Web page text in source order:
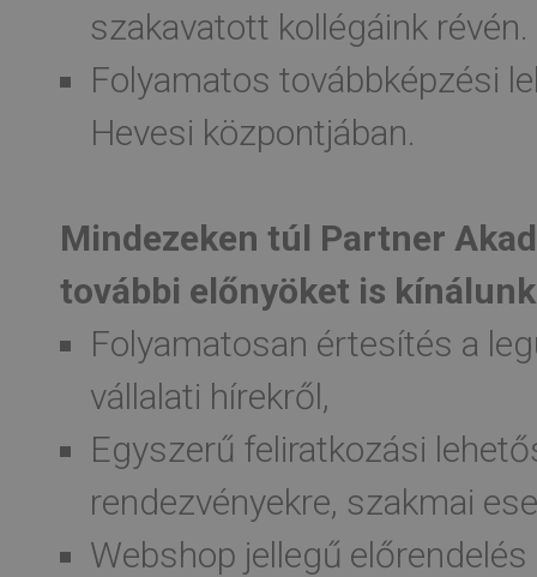
szakavatott kollégáink révén.
Folyamatos továbbképzési
Hevesi központjában.
Mindezeken túl Partner
további előnyöket is
Folyamatosan értesítés a
vállalati hírekről,
Egyszerű feliratkozási
rendezvényekre, szakmai
Webshop jellegű